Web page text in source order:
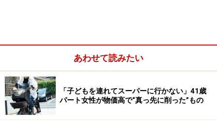
あわせて読みたい
「子どもを連れてスーパーに行かない」41歳
パート女性が物価高で“真っ先に削った”もの